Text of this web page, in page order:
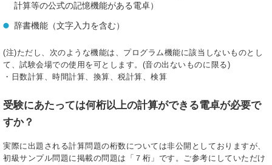
計算等の公式の記憶機能がある電卓）
辞書機能（文字入力を含む）
(注)ただし、次のような機能は、プログラム機能に該当しないものとし
て、試験会場での使用を可とします。(音の出ないものに限る)
・日数計算、時間計算、換算、税計算、検算
受験にあたっては何桁以上の計算ができる電卓が必要で
すか？
実際に出題される計算問題の桁数については非公開としておりますが、
初級サンプル問題に掲載の問題は「７桁」です。ご参考にしていただけ